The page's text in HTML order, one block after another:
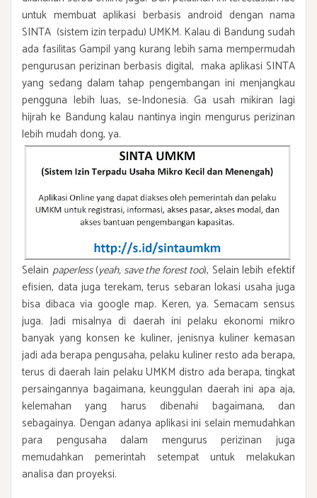
untuk membuat aplikasi berbasis android dengan nama
SINTA (sistem izin terpadu) UMKM. Kalau di Bandung sudah
ada fasilitas Gampil yang kurang lebih sama mempermudah
pengurusan perizinan berbasis digital, maka aplikasi SINTA
yang sedang dalam tahap pengembangan ini menjangkau
pengguna lebih luas, se-Indonesia. Ga usah mikiran lagi
hijrah ke Bandung kalau nantinya ingin mengurus perizinan
lebih mudah dong, ya.
Selain paperless(yeah, save the forest too), Selain lebih efektif
efisien, data juga terekam, terus sebaran lokasi usaha juga
bisa dibaca via google map. Keren, ya. Semacam sensus
juga. Jadi misalnya di daerah ini pelaku ekonomi mikro
banyak yang konsen ke kuliner, jenisnya kuliner kemasan
jadi ada berapa pengusaha, pelaku kuliner resto ada berapa,
terus di daerah lain pelaku UMKM distro ada berapa, tingkat
persaingannya bagaimana, keunggulan daerah ini apa aja,
kelemahan yang harus dibenahi bagaimana, dan
sebagainya. Dengan adanya aplikasi ini selain memudahkan
para pengusaha dalam mengurus perizinan juga
memudahkan pemerintah setempat untuk melakukan
analisa dan proyeksi.